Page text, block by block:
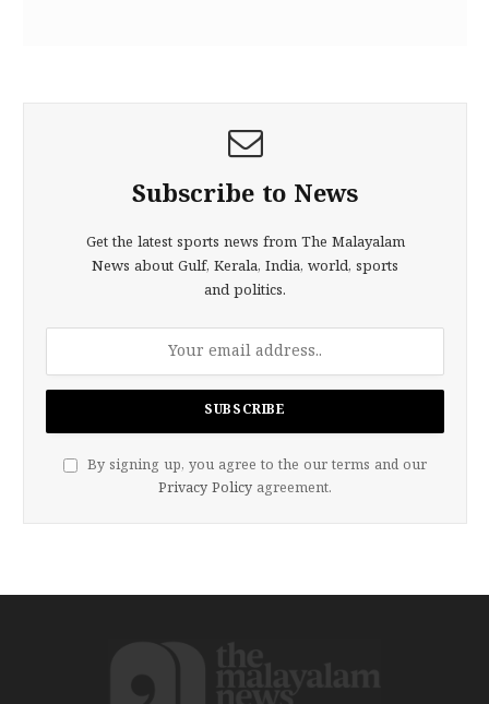
Subscribe to News
Get the latest sports news from The Malayalam
News about Gulf, Kerala, India, world, sports
and politics.
By signing up, you agree to the our terms and our
Privacy Policy agreement.